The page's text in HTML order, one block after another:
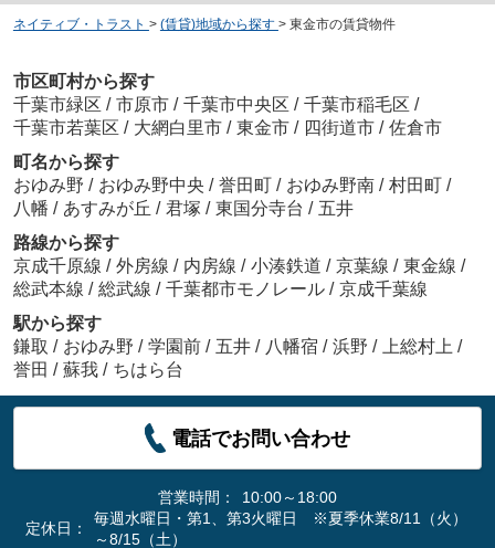
ネイティブ・トラスト > (賃貸)地域から探す > 東金市の賃貸物件
市区町村から探す
千葉市緑区 / 市原市 / 千葉市中央区 / 千葉市稲毛区 /
千葉市若葉区 / 大網白里市 / 東金市 / 四街道市 / 佐倉市
町名から探す
おゆみ野 / おゆみ野中央 / 誉田町 / おゆみ野南 / 村田町 /
八幡 / あすみが丘 / 君塚 / 東国分寺台 / 五井
路線から探す
京成千原線 / 外房線 / 内房線 / 小湊鉄道 / 京葉線 / 東金線 /
総武本線 / 総武線 / 千葉都市モノレール / 京成千葉線
駅から探す
鎌取 / おゆみ野 / 学園前 / 五井 / 八幡宿 / 浜野 / 上総村上 /
誉田 / 蘇我 / ちはら台
電話でお問い合わせ
営業時間：
10:00～18:00
定休日：
毎週水曜日・第1、第3火曜日 ※夏季休業8/11（火）
～8/15（土）